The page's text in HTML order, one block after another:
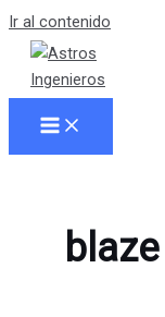
Ir al contenido